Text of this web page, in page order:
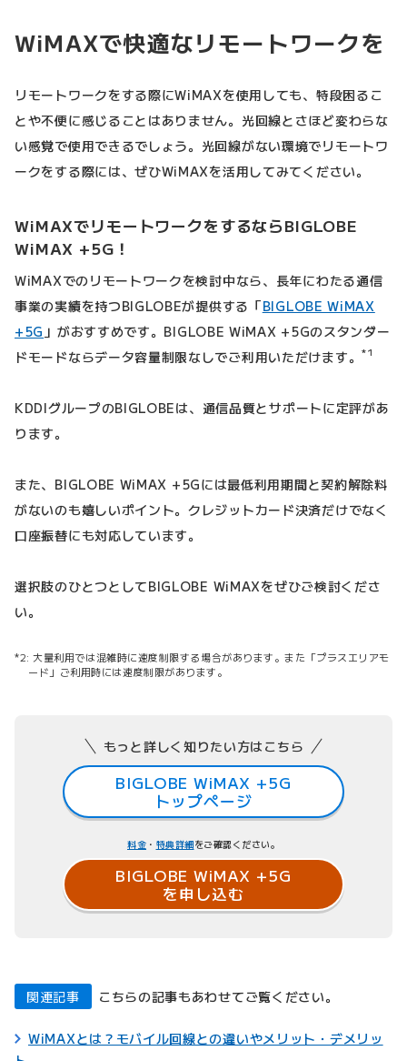
WiMAXで快適なリモートワークを
リモートワークをする際にWiMAXを使用しても、特段困るこ
とや不便に感じることはありません。光回線とさほど変わらな
い感覚で使用できるでしょう。光回線がない環境でリモートワ
ークをする際には、ぜひWiMAXを活用してみてください。
WiMAXでリモートワークをするならBIGLOBE
WiMAX +5G！
WiMAXでのリモートワークを検討中なら、長年にわたる通信
事業の実績を持つBIGLOBEが提供する「BIGLOBE WiMAX
+5G 」がおすすめです。BIGLOBE WiMAX +5Gのスタンダー
ドモードならデータ容量制限なしでご利用いただけます。*1
KDDIグループのBIGLOBEは、通信品質とサポートに定評があ
ります。
また、BIGLOBE WiMAX +5Gには最低利用期間と契約解除料
がないのも嬉しいポイント。クレジットカード決済だけでなく
口座振替にも対応しています。
選択肢のひとつとしてBIGLOBE WiMAXをぜひご検討くださ
い。
大量利用では混雑時に速度制限する場合があります。また「プラスエリアモ
ード」ご利用時には速度制限があります。
もっと詳しく知りたい方はこちら
BIGLOBE WiMAX +5G
トップページ
料金 ・ 特典詳細をご確認ください。
BIGLOBE WiMAX +5G
を申し込む
関連記事 こちらの記事もあわせてご覧ください。
WiMAXとは？モバイル回線との違いやメリット・デメリッ